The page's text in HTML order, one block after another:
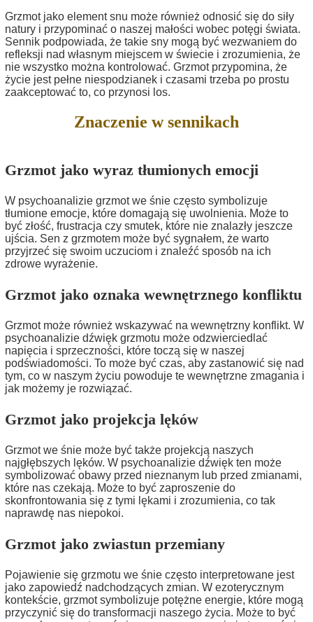
Grzmot jako element snu może również odnosić się do siły
natury i przypominać o naszej małości wobec potęgi świata.
Sennik podpowiada, że takie sny mogą być wezwaniem do
refleksji nad własnym miejscem w świecie i zrozumienia, że
nie wszystko można kontrolować. Grzmot przypomina, że
życie jest pełne niespodzianek i czasami trzeba po prostu
zaakceptować to, co przynosi los.
Znaczenie w sennikach
Grzmot jako wyraz tłumionych emocji
W psychoanalizie grzmot we śnie często symbolizuje
tłumione emocje, które domagają się uwolnienia. Może to
być złość, frustracja czy smutek, które nie znalazły jeszcze
ujścia. Sen z grzmotem może być sygnałem, że warto
przyjrzeć się swoim uczuciom i znaleźć sposób na ich
zdrowe wyrażenie.
Grzmot jako oznaka wewnętrznego konfliktu
Grzmot może również wskazywać na wewnętrzny konflikt. W
psychoanalizie dźwięk grzmotu może odzwierciedlać
napięcia i sprzeczności, które toczą się w naszej
podświadomości. To może być czas, aby zastanowić się nad
tym, co w naszym życiu powoduje te wewnętrzne zmagania i
jak możemy je rozwiązać.
Grzmot jako projekcja lęków
Grzmot we śnie może być także projekcją naszych
najgłębszych lęków. W psychoanalizie dźwięk ten może
symbolizować obawy przed nieznanym lub przed zmianami,
które nas czekają. Może to być zaproszenie do
skonfrontowania się z tymi lękami i zrozumienia, co tak
naprawdę nas niepokoi.
Grzmot jako zwiastun przemiany
Pojawienie się grzmotu we śnie często interpretowane jest
jako zapowiedź nadchodzących zmian. W ezoterycznym
kontekście, grzmot symbolizuje potężne energie, które mogą
przyczynić się do transformacji naszego życia. Może to być